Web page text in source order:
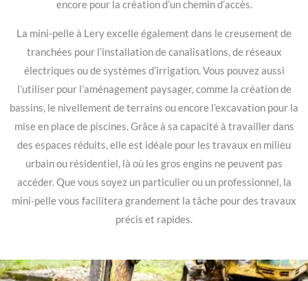
encore pour la création d’un chemin d’accès.
La mini-pelle à Lery excelle également dans le creusement de
tranchées pour l’installation de canalisations, de réseaux
électriques ou de systèmes d’irrigation. Vous pouvez aussi
l’utiliser pour l’aménagement paysager, comme la création de
bassins, le nivellement de terrains ou encore l’excavation pour la
mise en place de piscines. Grâce à sa capacité à travailler dans
des espaces réduits, elle est idéale pour les travaux en milieu
urbain ou résidentiel, là où les gros engins ne peuvent pas
accéder. Que vous soyez un particulier ou un professionnel, la
mini-pelle vous facilitera grandement la tâche pour des travaux
précis et rapides.